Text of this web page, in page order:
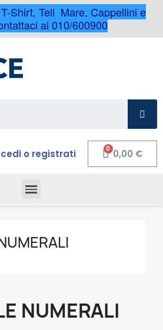
Shirt, Teli Mare, Cappellini e
al 010/600900
o registrati 0,00 €
NUMERALI